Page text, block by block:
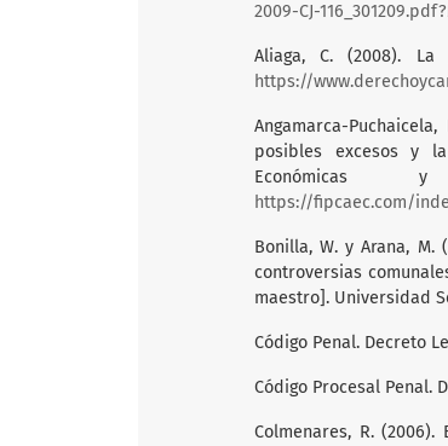
2009-CJ-
Aliaga, C. (2008). La
https://
Angamarca-
posibles excesos y la
Económicas
https://fipcaec.com/
Bonilla, W. y Arana, M.
controversias
maestro]. Universidad
Código Penal. Decreto
Código Procesal Penal.
Colmenares, R.